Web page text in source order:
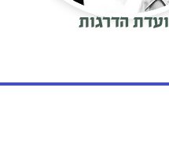
ועדת הדרגות